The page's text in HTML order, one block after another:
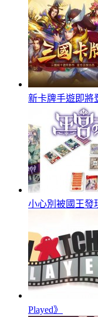
新卡牌手遊即將
小心別被國王發
Played》